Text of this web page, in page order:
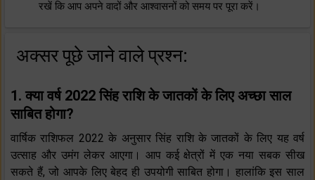
रखें कि आप अपने वादों और आश्वासनों को समय पर पूरा करें।
अक्सर पूछे जाने वाले प्रश्न:
1. क्या वर्ष 2022 सिंह राशि के जातकों के लिए अच्छा साल
साबित होगा?
वार्षिक राशिफल 2022 के अनुसार सिंह राशि के जातकों के लिए यह वर्ष
उत्साह और उमंग लेकर आएगा। आप कई क्षेत्रों में एक नया सबक सीख
सकते हैं, जो आपके लिए बेहद ही उपयोगी साबित होगा। हालांकि इस साल